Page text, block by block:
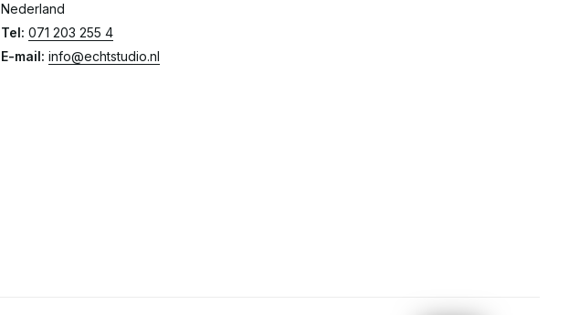
Nederland
Tel: 071 203 255 4
E-mail: info@echtstudio.nl